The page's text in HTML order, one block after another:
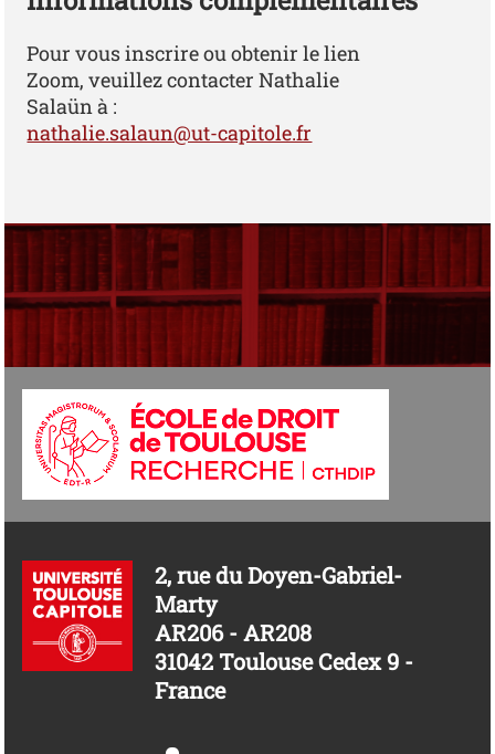
Pour vous inscrire ou obtenir le lien
Zoom, veuillez contacter Nathalie
Salaün à :
nathalie.salaun@ut-capitole.fr
2, rue du Doyen-Gabriel-
Marty
AR206 - AR208
31042 Toulouse Cedex 9 -
France